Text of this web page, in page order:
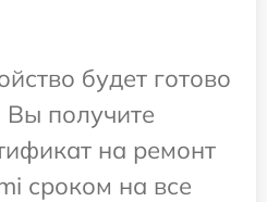
будет готово
Вы получите
на ремонт
сроком на все